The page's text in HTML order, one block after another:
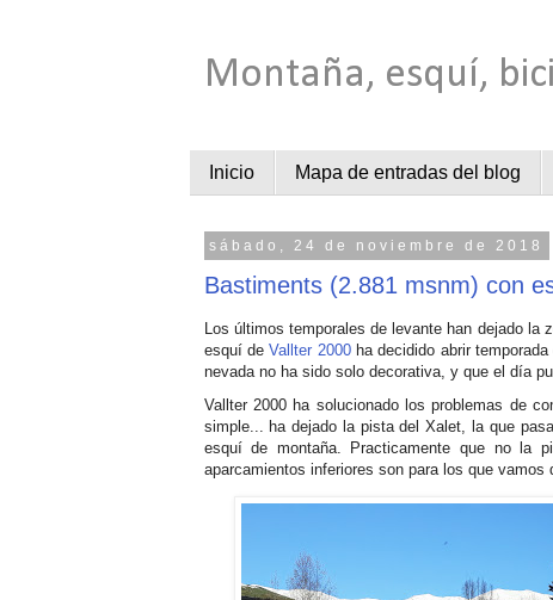
Montaña, esquí,
Inicio Mapa de entradas del blog
sábado, 24 de noviembre de 2018
Bastiments (2.881 msnm) con
Los últimos temporales de levante han dejado
esquí deVallter 2000ha decidido abrir
nevada no ha sido solo decorativa, y que el día
Vallter 2000 ha solucionado los problemas de
simple... ha dejado la pista del Xalet, la que
esquí de montaña. Practicamente que no la
aparcamientos inferiores son para los que vamos